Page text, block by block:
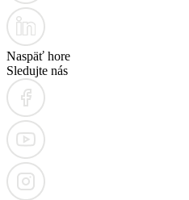
Naspäť hore
Sledujte nás